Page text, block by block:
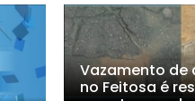
Vazamento de
no Feitosa é